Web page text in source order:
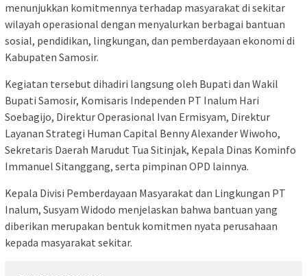
menunjukkan komitmennya terhadap masyarakat di sekitar
wilayah operasional dengan menyalurkan berbagai bantuan
sosial, pendidikan, lingkungan, dan pemberdayaan ekonomi di
Kabupaten Samosir.
Kegiatan tersebut dihadiri langsung oleh Bupati dan Wakil
Bupati Samosir, Komisaris Independen PT Inalum Hari
Soebagijo, Direktur Operasional Ivan Ermisyam, Direktur
Layanan Strategi Human Capital Benny Alexander Wiwoho,
Sekretaris Daerah Marudut Tua Sitinjak, Kepala Dinas Kominfo
Immanuel Sitanggang, serta pimpinan OPD lainnya.
Kepala Divisi Pemberdayaan Masyarakat dan Lingkungan PT
Inalum, Susyam Widodo menjelaskan bahwa bantuan yang
diberikan merupakan bentuk komitmen nyata perusahaan
kepada masyarakat sekitar.